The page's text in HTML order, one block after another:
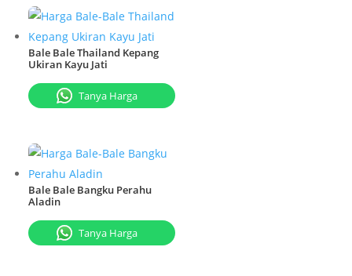
Bale Bale Thailand Kepang
Ukiran Kayu Jati
Tanya Harga
Bale Bale Bangku Perahu
Aladin
Tanya Harga